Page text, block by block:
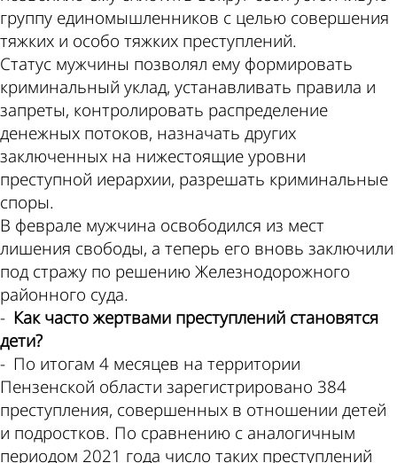
группу единомышленников с целью совершения
тяжких и особо тяжких преступлений.
Статус мужчины позволял ему формировать
криминальный уклад, устанавливать правила и
запреты, контролировать распределение
денежных потоков, назначать других
заключенных на нижестоящие уровни
преступной иерархии, разрешать криминальные
споры.
В феврале мужчина освободился из мест
лишения свободы, а теперь его вновь заключили
под стражу по решению Железнодорожного
районного суда.
- Как часто жертвами преступлений становятся
дети?
- По итогам 4 месяцев на территории
Пензенской области зарегистрировано 384
преступления, совершенных в отношении детей
и подростков. По сравнению с аналогичным
периодом 2021 года число таких преступлений